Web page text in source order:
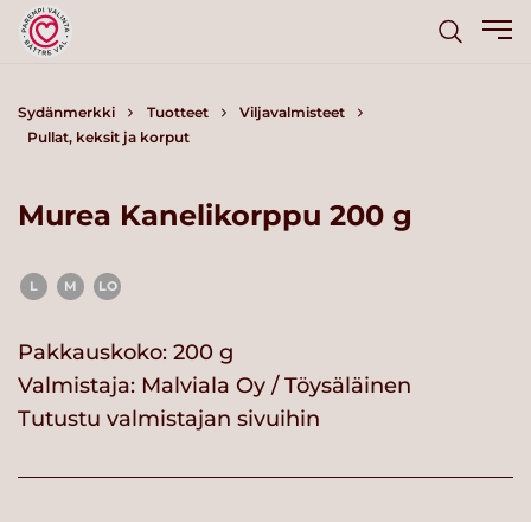
Sydänmerkki Tuotteet
Viljavalmisteet
Pullat, keksit ja korput
Murea Kanelikorppu 200 g
L M LO
Pakkauskoko: 200 g
Valmistaja: Malviala Oy / Töysäläinen
Tutustu valmistajan sivuihin